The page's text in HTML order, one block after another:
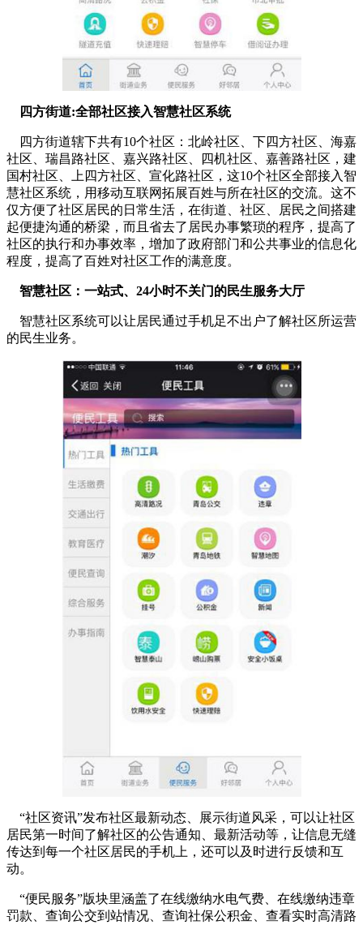
四方街道:全部社区接入智慧社区系统
四方街道辖下共有10个社区：北岭社区、下四方社区、海嘉
社区、瑞昌路社区、嘉兴路社区、四机社区、嘉善路社区，建
国村社区、上四方社区、宣化路社区，这10个社区全部接入智
慧社区系统，用移动互联网拓展百姓与所在社区的交流。这不
仅方便了社区居民的日常生活，在街道、社区、居民之间搭建
起便捷沟通的桥梁，而且省去了居民办事繁琐的程序，提高了
社区的执行和办事效率，增加了政府部门和公共事业的信息化
程度，提高了百姓对社区工作的满意度。
智慧社区：一站式、24小时不关门的民生服务大厅
智慧社区系统可以让居民通过手机足不出户了解社区所运营
的民生业务。
“社区资讯”发布社区最新动态、展示街道风采，可以让社区
居民第一时间了解社区的公告通知、最新活动等，让信息无缝
传达到每一个社区居民的手机上，还可以及时进行反馈和互
动。
“便民服务”版块里涵盖了在线缴纳水电气费、在线缴纳违章
罚款、查询公交到站情况、查询社保公积金、查看实时高清路